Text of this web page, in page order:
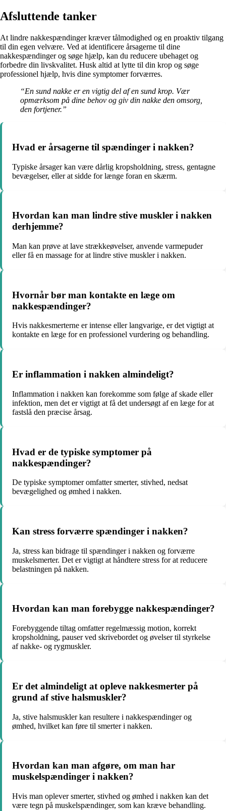
Afsluttende tanker
At lindre nakkespændinger kræver tålmodighed og en proaktiv tilgang
til din egen velvære. Ved at identificere årsagerne til dine
nakkespændinger og søge hjælp, kan du reducere ubehaget og
forbedre din livskvalitet. Husk altid at lytte til din krop og søge
professionel hjælp, hvis dine symptomer forværres.
“En sund nakke er en vigtig del af en sund krop. Vær
opmærksom på dine behov og giv din nakke den omsorg,
den fortjener.”
Hvad er årsagerne til spændinger i nakken?
Typiske årsager kan være dårlig kropsholdning, stress, gentagne
bevægelser, eller at sidde for længe foran en skærm.
Hvordan kan man lindre stive muskler i nakken
derhjemme?
Man kan prøve at lave strækkeøvelser, anvende varmepuder
eller få en massage for at lindre stive muskler i nakken.
Hvornår bør man kontakte en læge om
nakkespændinger?
Hvis nakkesmerterne er intense eller langvarige, er det vigtigt at
kontakte en læge for en professionel vurdering og behandling.
Er inflammation i nakken almindeligt?
Inflammation i nakken kan forekomme som følge af skade eller
infektion, men det er vigtigt at få det undersøgt af en læge for at
fastslå den præcise årsag.
Hvad er de typiske symptomer på
nakkespændinger?
De typiske symptomer omfatter smerter, stivhed, nedsat
bevægelighed og ømhed i nakken.
Kan stress forværre spændinger i nakken?
Ja, stress kan bidrage til spændinger i nakken og forværre
muskelsmerter. Det er vigtigt at håndtere stress for at reducere
belastningen på nakken.
Hvordan kan man forebygge nakkespændinger?
Forebyggende tiltag omfatter regelmæssig motion, korrekt
kropsholdning, pauser ved skrivebordet og øvelser til styrkelse
af nakke- og rygmuskler.
Er det almindeligt at opleve nakkesmerter på
grund af stive halsmuskler?
Ja, stive halsmuskler kan resultere i nakkespændinger og
ømhed, hvilket kan føre til smerter i nakken.
Hvordan kan man afgøre, om man har
muskelspændinger i nakken?
Hvis man oplever smerter, stivhed og ømhed i nakken kan det
være tegn på muskelspændinger, som kan kræve behandling.